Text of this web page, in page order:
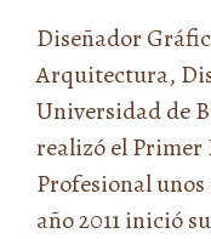
Diseñador
Arquitectura,
Universidad de
realizó el Primer
Profesional
año 2011 inició